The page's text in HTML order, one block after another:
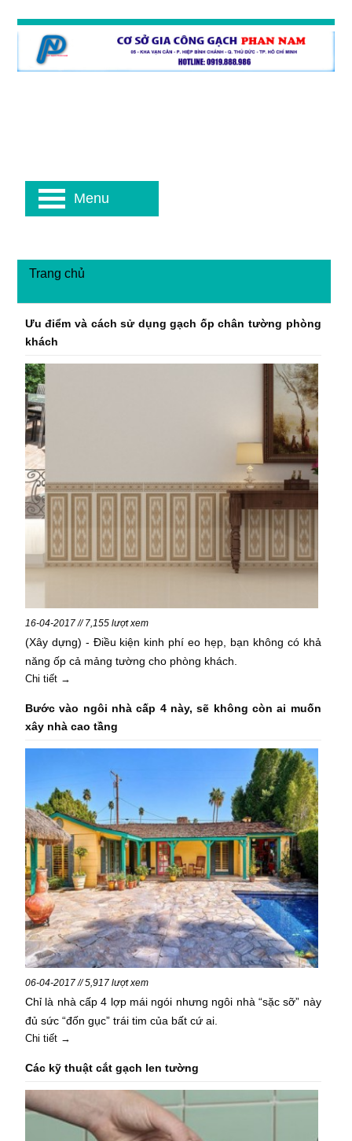
Ưu điểm và cách sử dụng gạch ốp chân tường phòng
khách
16-04-2017 // 7,155 lượt xem
(Xây dựng) - Điều kiện kinh phí eo hẹp, bạn không có khả
năng ốp cả mảng tường cho phòng khách.
Chi tiết →
Bước vào ngôi nhà cấp 4 này, sẽ không còn ai muốn
xây nhà cao tầng
06-04-2017 // 5,917 lượt xem
Chỉ là nhà cấp 4 lợp mái ngói nhưng ngôi nhà “sặc sỡ” này
đủ sức “đốn gục” trái tim của bất cứ ai.
Chi tiết →
Các kỹ thuật cắt gạch len tường
Trang chủ
Menu